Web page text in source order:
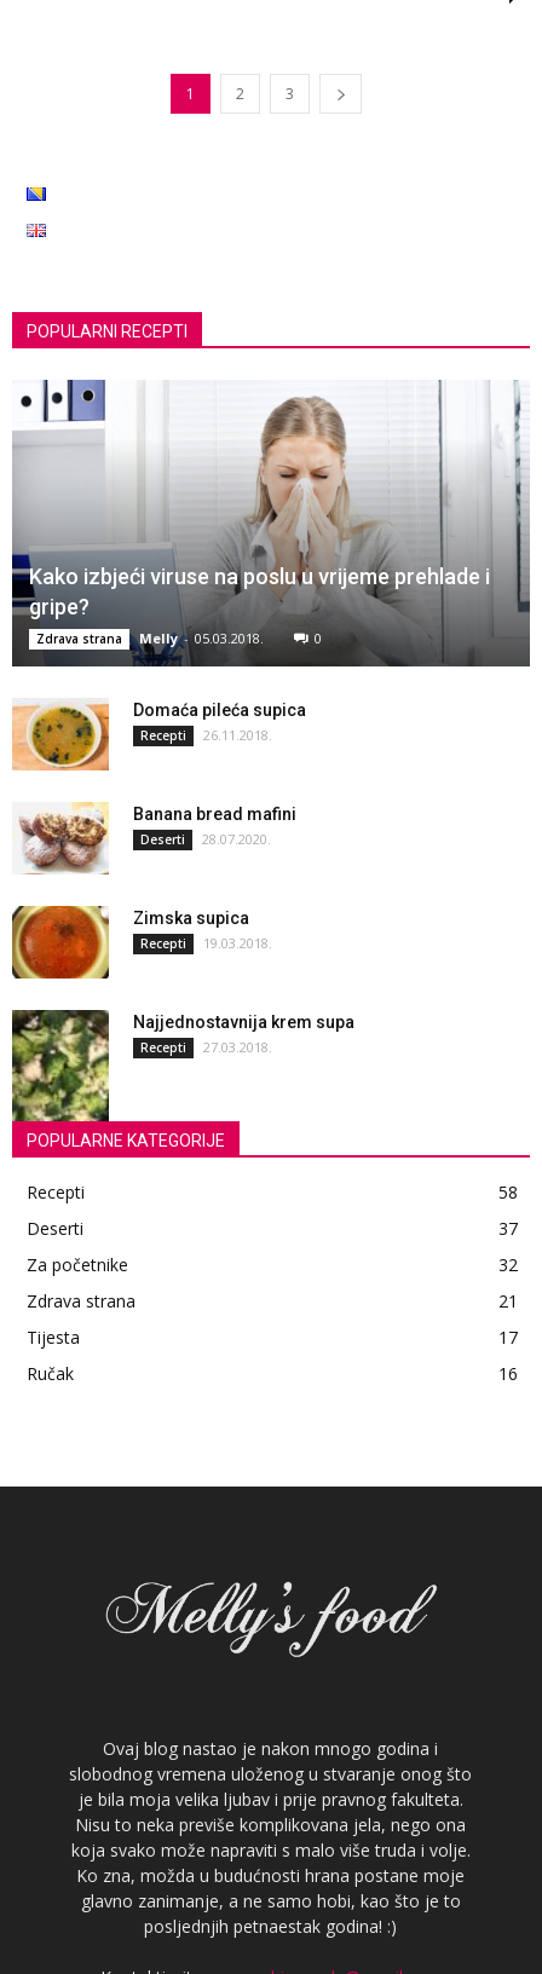
1 2 3
POPULARNI RECEPTI
Kako izbjeći viruse na poslu u vrijeme prehlade i
gripe?
Zdrava strana Melly - 05.03.2018. 0
Domaća pileća supica
Recepti 26.11.2018.
Banana bread mafini
Deserti 28.07.2020.
Zimska supica
Recepti 19.03.2018.
Najjednostavnija krem supa
Recepti 27.03.2018.
POPULARNE KATEGORIJE
Recepti
58
Deserti
37
Za početnike
32
Zdrava strana
21
Tijesta
17
Ručak
16
Ovaj blog nastao je nakon mnogo godina i
slobodnog vremena uloženog u stvaranje onog što
je bila moja velika ljubav i prije pravnog fakulteta.
Nisu to neka previše komplikovana jela, nego ona
koja svako može napraviti s malo više truda i volje.
Ko zna, možda u budućnosti hrana postane moje
glavno zanimanje, a ne samo hobi, kao što je to
posljednjih petnaestak godina! :)